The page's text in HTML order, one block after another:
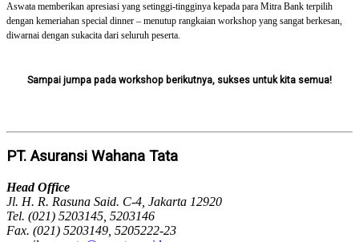
Aswata memberikan apresiasi yang setinggi-tingginya kepada para Mitra Bank terpilih
dengan kemeriahan special dinner – menutup rangkaian workshop yang sangat berkesan,
diwarnai dengan sukacita dari seluruh peserta.
Sampai jumpa pada workshop berikutnya, sukses untuk kita semua!
PT. Asuransi Wahana Tata
Head Office
Jl. H. R. Rasuna Said. C-4, Jakarta 12920
Tel. (021) 5203145, 5203146
Fax. (021) 5203149, 5205222-23